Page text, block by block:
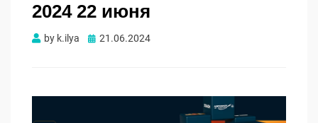
2024 22 июня
by k.ilya Опубликовано
21.06.2024